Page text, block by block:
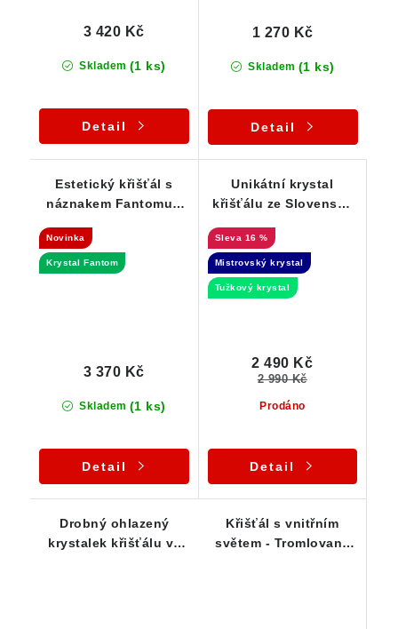
Skladem (1 ks)
3 420 Kč
Detail
Skladem (1 ks)
1 270 Kč
Detail
Estetický křišťál s
náznakem Fantomu -
krystal
Novinka
Krystal Fantom
Skladem (1 ks)
3 370 Kč
Detail
Unikátní krystal
křišťálu ze Slovenska
hůlka
16 %
Mistrovský krystal
Tužkový krystal
Prodáno
2 490 Kč
2 990 Kč
Detail
Drobný ohlazený
krystalek křišťálu ve
Křišťál s vnitřním
světem - Tromlovaný